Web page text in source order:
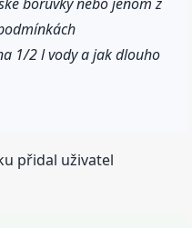
1/2 l vody a jak dlouho
přidal uživatel